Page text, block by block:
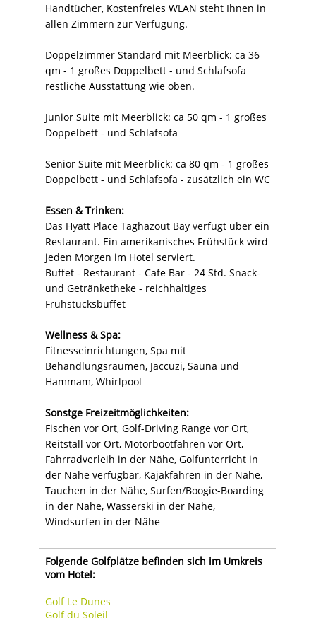
Handtücher, Kostenfreies WLAN steht Ihnen in
allen Zimmern zur Verfügung.
Doppelzimmer Standard mit Meerblick: ca 36
qm - 1 großes Doppelbett - und Schlafsofa
restliche Ausstattung wie oben.
Junior Suite mit Meerblick: ca 50 qm - 1 großes
Doppelbett - und Schlafsofa
Senior Suite mit Meerblick: ca 80 qm - 1 großes
Doppelbett - und Schlafsofa - zusätzlich ein WC
Essen & Trinken:
Das Hyatt Place Taghazout Bay verfügt über ein
Restaurant. Ein amerikanisches Frühstück wird
jeden Morgen im Hotel serviert.
Buffet - Restaurant - Cafe Bar - 24 Std. Snack-
und Getränketheke - reichhaltiges
Frühstücksbuffet
Wellness & Spa:
Fitnesseinrichtungen, Spa mit
Behandlungsräumen, Jaccuzi, Sauna und
Hammam, Whirlpool
Sonstge Freizeitmöglichkeiten:
Fischen vor Ort, Golf-Driving Range vor Ort,
Reitstall vor Ort, Motorbootfahren vor Ort,
Fahrradverleih in der Nähe, Golfunterricht in
der Nähe verfügbar, Kajakfahren in der Nähe,
Tauchen in der Nähe, Surfen/Boogie-Boarding
in der Nähe, Wasserski in der Nähe,
Windsurfen in der Nähe
Folgende Golfplätze befinden sich im Umkreis
vom Hotel:
Golf Le Dunes
Golf du Soleil